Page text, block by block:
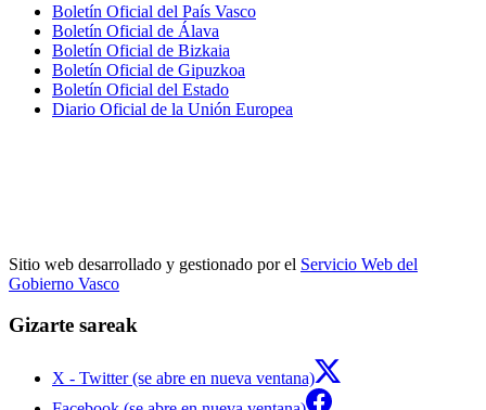
Boletín Oficial del País Vasco
Boletín Oficial de Álava
Boletín Oficial de Bizkaia
Boletín Oficial de Gipuzkoa
Boletín Oficial del Estado
Diario Oficial de la Unión Europea
Sitio web desarrollado y gestionado por el Servicio Web del
Gobierno Vasco
Gizarte sareak
X - Twitter (se abre en nueva ventana)